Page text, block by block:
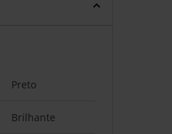
Preto
Brilhante